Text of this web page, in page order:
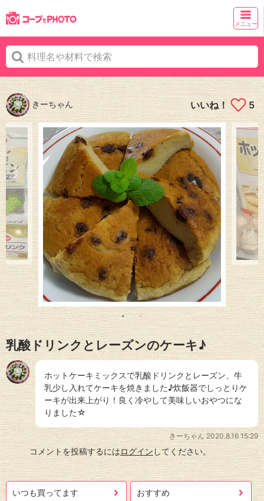
メニュー
きーちゃん いいね！ 5
乳酸ドリンクとレーズンのケーキ♪
ホットケーキミックスで乳酸ドリンクとレーズン、牛
乳少し入れてケーキを焼きました♪炊飯器でしっとりケ
ーキが出来上がり！良く冷やして美味しいおやつにな
りました☆
きーちゃん 2020.8.16 15:29
コメントを投稿するにはログインしてください。
いつも買ってます おすすめ